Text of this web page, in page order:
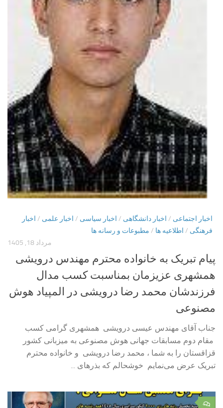
اخبار اجتماعی / اخبار دانشگاهی / اخبار سیاسی / اخبار علمی / اخبار
فرهنگی / اطلاعیه ها / مطبوعات و رسانه ها
مرداد 18, 1405
پیام تبریک به خانواده محترم مهندس درویشی
همشهری عزیزمان بمناسبت کسب مدال
فرزندشان محمد رضا درویشی در المپیاد هوش
مصنوعی
جناب آقای مهندس عیسی درویشی همشهری گرامی کسب
مقام دوم مسابقات جهانی هوش مصنوعی به میزبانی کشور
قزاقستان را به شما ، محمد رضا درویشی و خانواده محترم
تبریک عرض می‌نمایم خوشحالم که بذرهای ...
۰